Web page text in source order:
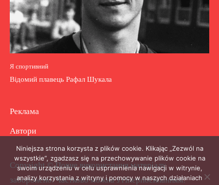
Я спортивний
Відомий плавець Рафал Шукала
Реклама
Автори
Copyright © Повне використання матеріалу
заборонено. Частково можна з гіперпосиланням.
Niniejsza strona korzysta z plików cookie. Klikając „Zezwól na
wszystkie”, zgadzasz się na przechowywanie plików cookie na
swoim urządzeniu w celu usprawnienia nawigacji w witrynie,
analizy korzystania z witryny i pomocy w naszych działaniach